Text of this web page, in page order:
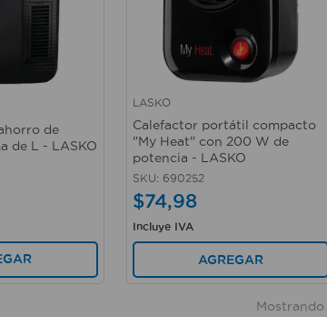
de
de L - LASKO
LASKO
Calefactor portátil compacto
"My Heat" con 200 W de
potencia - LASKO
SKU: 690252
$74,98
Incluye IVA
AGREGAR
Mostrando